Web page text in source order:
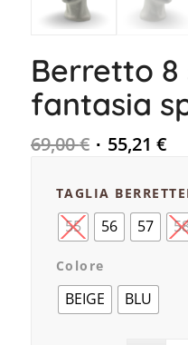
Berretto 8
fantasia
69,00€ 55,21 €
TAGLIA
55 56 57
Colore
BEIGE BLU